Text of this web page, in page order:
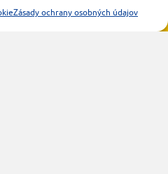
Zásady ochrany osobných údajov